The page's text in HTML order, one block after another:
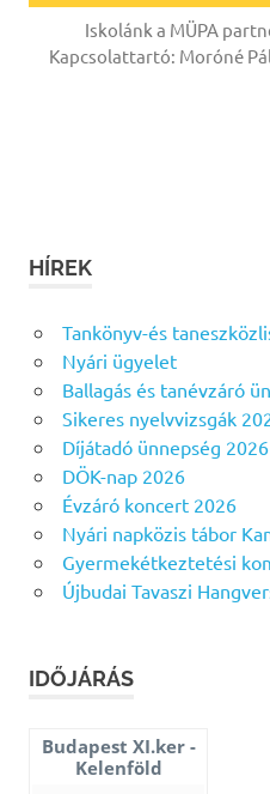
Iskolánk a MÜPA
Kapcsolattartó: Moróné
HÍREK
Tankönyv-és
Nyári ügyelet
Ballagás és tanévzáró
Sikeres nyelvvizsgák
Díjátadó ünnepség 2026
DÖK-nap 2026
Évzáró koncert 2026
Nyári napközis tábor
Gyermekétkeztetési
Újbudai Tavaszi
IDŐJÁRÁS